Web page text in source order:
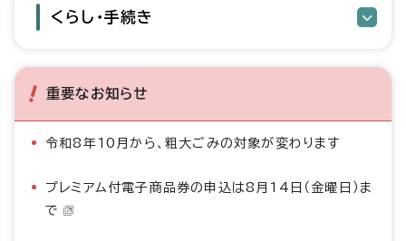
くらし・手続き
重要なお知らせ
令和8年10月から、粗大ごみの対象が変わります
プレミアム付電子商品券の申込は8月14日（金曜日）ま
で